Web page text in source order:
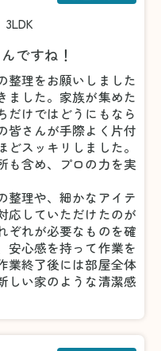
3LDK
ですね！
整理をお願いしました
ました。家族が集めた
だけではどうにもなら
皆さんが手際よく片付
スッキリしました。
も含め、プロの力を実
整理や、細かなアイテ
応していただけたのが
ぞれが必要なものを確
安心感を持って作業を
業終了後には部屋全体
しい家のような清潔感